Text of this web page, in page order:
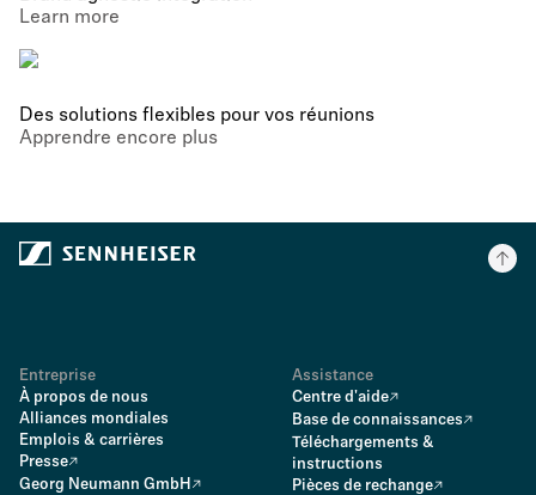
Learn more
Des solutions flexibles pour vos réunions
Apprendre encore plus
Entreprise
À propos de nous
Alliances mondiales
Emplois & carrières
Presse
Georg Neumann GmbH
Assistance
Centre d'aide
Base de connaissances
Téléchargements &
instructions
Pièces de rechange